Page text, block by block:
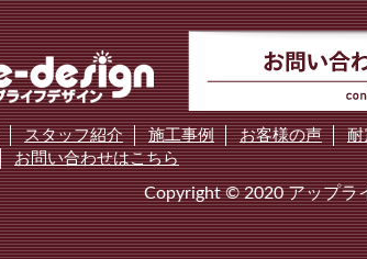
スタッフ紹介 施工事例 お客様の声 耐
お問い合わせはこちら
Copyright © 2020 アップラ